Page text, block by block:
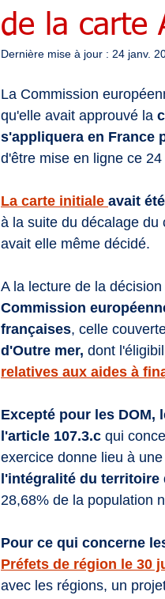
de la carte
Dernière mise à jour : 24 janv.
La Commission
qu'elle avait approuvé la
s'appliquera en France
d'être mise en ligne ce
La carte initiale avait
à la suite du décalage du
avait elle même décidé.
A la lecture de la décision
Commission
françaises, celle
d'Outre mer, dont
relatives aux aides à
Excepté pour les DOM,
l'article 107.3.c qui
exercice donne lieu à
l'intégralité du territoire
28,68% de la population
Pour ce qui concerne
Préfets de région le 30
avec les régions, un